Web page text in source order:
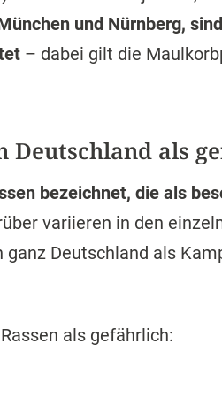
und Nürnberg,
– dabei gilt die
Deutschland als
bezeichnet, die als
variieren in den
Deutschland als
als gefährlich: